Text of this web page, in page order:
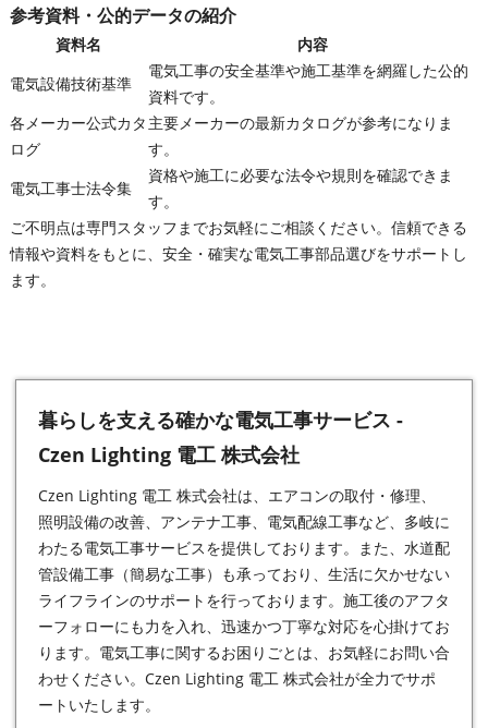
参考資料・公的データの紹介
資料名
内容
電気設備技術基準
電気工事の安全基準や施工基準を網羅した公的
資料です。
各メーカー公式カタ
ログ
主要メーカーの最新カタログが参考になりま
す。
電気工事士法令集
資格や施工に必要な法令や規則を確認できま
す。
ご不明点は専門スタッフまでお気軽にご相談ください。信頼できる
情報や資料をもとに、安全・確実な電気工事部品選びをサポートし
ます。
暮らしを支える確かな電気工事サービス -
Czen Lighting 電工 株式会社
Czen Lighting 電工 株式会社は、エアコンの取付・修理、
照明設備の改善、アンテナ工事、電気配線工事など、多岐に
わたる電気工事サービスを提供しております。また、水道配
管設備工事（簡易な工事）も承っており、生活に欠かせない
ライフラインのサポートを行っております。施工後のアフタ
ーフォローにも力を入れ、迅速かつ丁寧な対応を心掛けてお
ります。電気工事に関するお困りごとは、お気軽にお問い合
わせください。Czen Lighting 電工 株式会社が全力でサポ
ートいたします。